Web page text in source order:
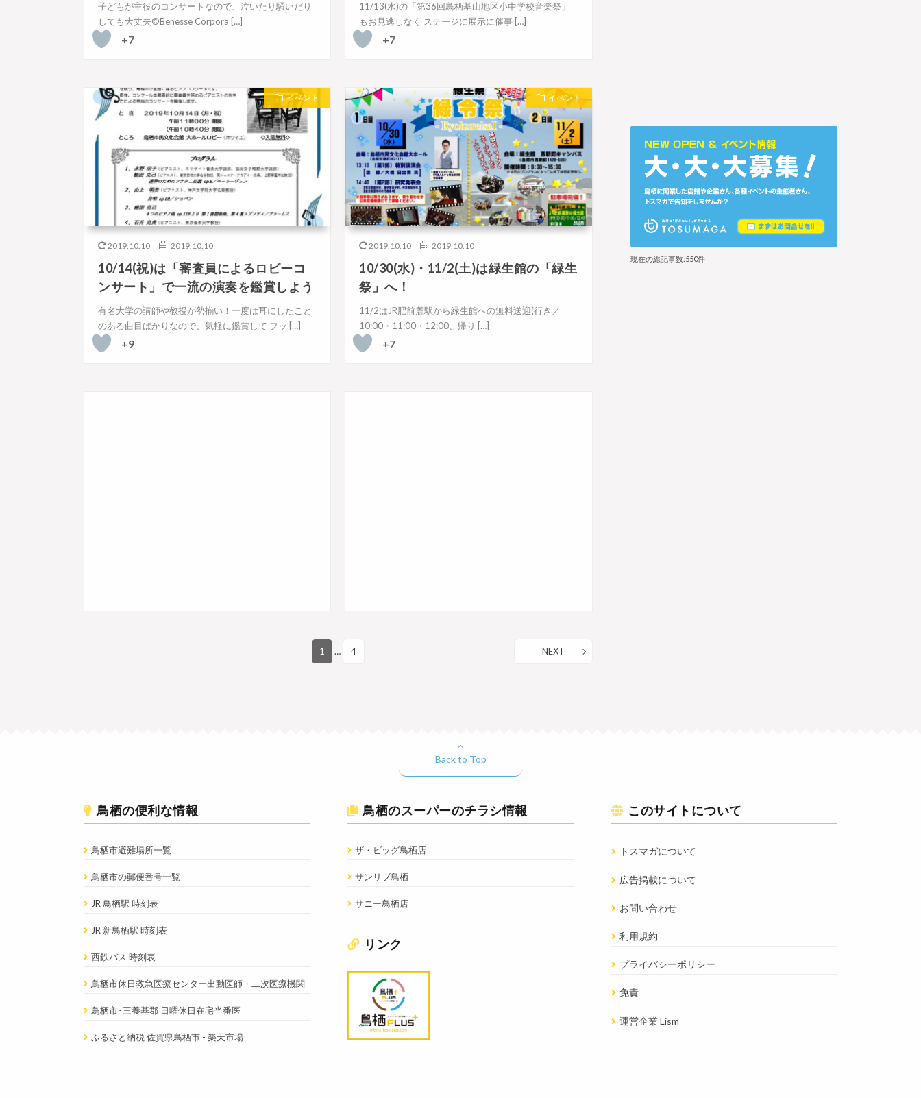
子どもが主役のコンサートなので、泣いたり騒いだり
しても大丈夫©Benesse Corpora […]
+7
11/13(水)の「第36回鳥栖基山地区小中学校音楽祭」
もお見逃しなく ステージに展示に催事 […]
+7
イベント
2019.10.10 2019.10.10
10/14(祝)は「審査員によるロビーコ
ンサート」で一流の演奏を鑑賞しよう
有名大学の講師や教授が勢揃い！一度は耳にしたこと
のある曲目ばかりなので、気軽に鑑賞して フッ […]
+9
イベント
2019.10.10 2019.10.10
10/30(水)・11/2(土)は緑生館の「緑生
祭」へ！
11/2はJR肥前麓駅から緑生館への無料送迎(行き／
10:00・11:00・12:00、帰り […]
+7
1 … 4 NEXT
現在の総記事数:550件
Back to Top
鳥栖の便利な情報
鳥栖市避難場所一覧
鳥栖市の郵便番号一覧
JR 鳥栖駅 時刻表
JR 新鳥栖駅 時刻表
西鉄バス 時刻表
鳥栖市休日救急医療センター出動医師・二次医療機関
鳥栖市･三養基郡 日曜休日在宅当番医
ふるさと納税 佐賀県鳥栖市 - 楽天市場
鳥栖のスーパーのチラシ情報
ザ・ビッグ鳥栖店
サンリブ鳥栖
サニー鳥栖店
リンク
このサイトについて
トスマガについて
広告掲載について
お問い合わせ
利用規約
プライバシーポリシー
免責
運営企業 Lism